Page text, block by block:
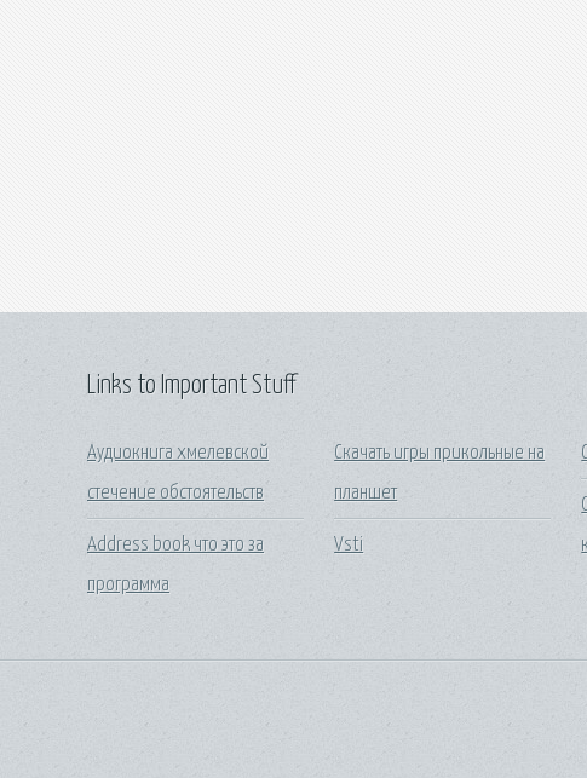
Links to Important Stuff
Аудиокнига хмелевской
стечение обстоятельств
Address book что это за
программа
Скачать игры прикольные на
планшет
Vsti